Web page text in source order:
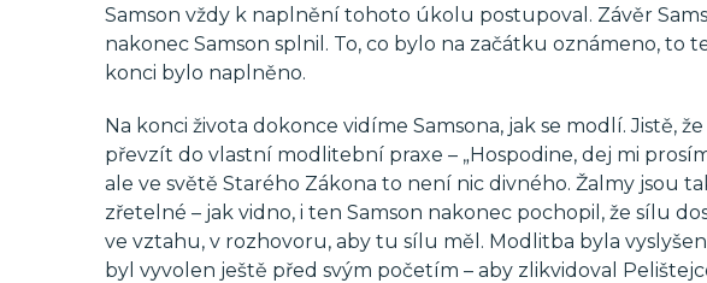
Samson vždy k naplnění tohoto úkolu postupoval. Závěr
nakonec Samson splnil. To, co bylo na začátku oznámeno,
konci bylo naplněno.
Na konci života dokonce vidíme Samsona, jak se modlí. Jistě,
převzít do vlastní modlitební praxe – „Hospodine, dej mi
ale ve světě Starého Zákona to není nic divného. Žalmy jsou
zřetelné – jak vidno, i ten Samson nakonec pochopil, že sílu
ve vztahu, v rozhovoru, aby tu sílu měl. Modlitba byla
byl vyvolen ještě před svým početím – aby zlikvidoval